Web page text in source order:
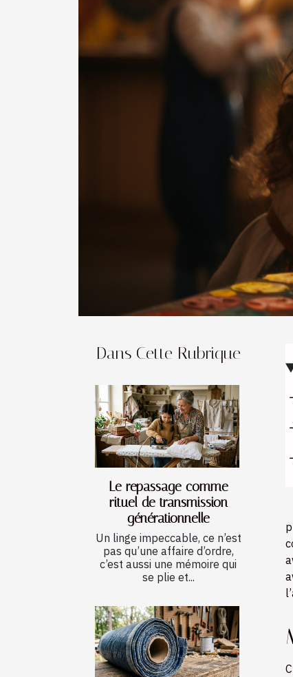
Dans Cette Rubrique
Le repassage comme
rituel de transmission
générationnelle
Un linge impeccable, ce n’est
pas qu’une affaire d’ordre,
c’est aussi une mémoire qui
se plie et...